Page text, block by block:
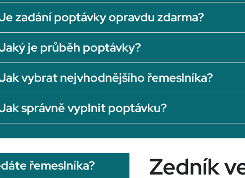
zadání poptávky opravdu zdarma?
je průběh poptávky?
vybrat nejvhodnějšího řemeslníka?
správně vyplnit poptávku?
řemeslníka?
Zedník